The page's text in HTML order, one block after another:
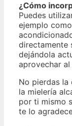
¿Cómo
Puedes
ejemplo
directamente
dejándola
aprovechar
No pierdas
la mielería
por ti mismo
te lo